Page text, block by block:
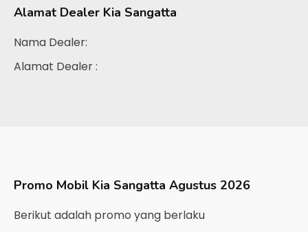
Alamat Dealer Kia Sangatta
Nama Dealer:
Alamat Dealer :
Promo Mobil Kia Sangatta Agustus 2026
Berikut adalah promo yang berlaku